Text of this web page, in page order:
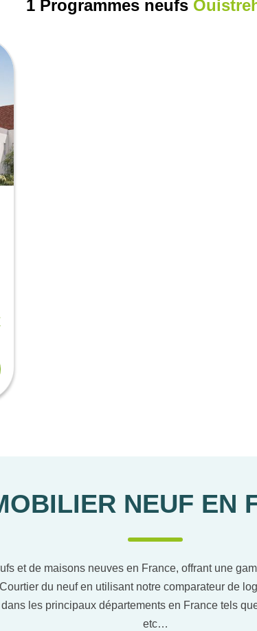
1 Programmes neufs
NEUF EN
et de maisons neuves en France, offrant une
du neuf en utilisant notre comparateur de
les principaux départements en France tels
etc…